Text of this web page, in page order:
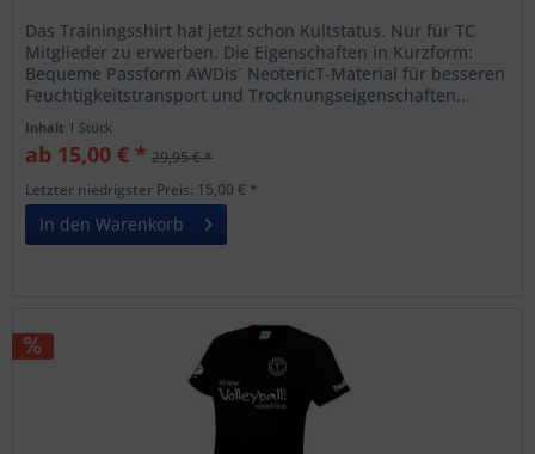
Das Trainingsshirt hat jetzt schon Kultstatus. Nur für TC
Mitglieder zu erwerben. Die Eigenschaften in Kurzform:
Bequeme Passform AWDis` NeotericT-Material für besseren
Feuchtigkeitstransport und Trocknungseigenschaften...
Inhalt 1 Stück
ab 15,00 € * 29,95 € *
Letzter niedrigster Preis: 15,00 € *
In den Warenkorb